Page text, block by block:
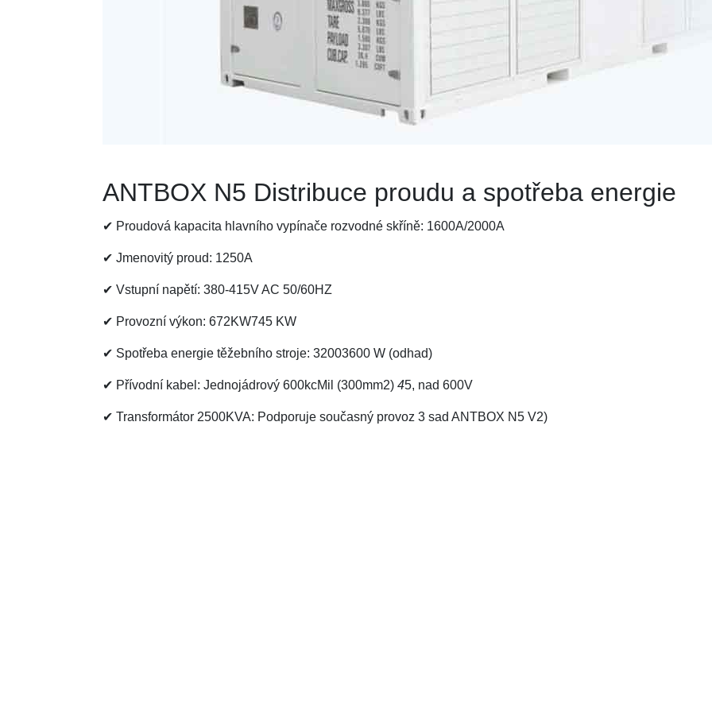
ANTBOX N5 Distribuce proudu a spotřeba energie
✔ Proudová kapacita hlavního vypínače rozvodné skříně: 1600A/2000A
✔ Jmenovitý proud: 1250A
✔ Vstupní napětí: 380-415V AC 50/60HZ
✔ Provozní výkon: 672KW745 KW
✔ Spotřeba energie těžebního stroje: 32003600 W (odhad)
✔ Přívodní kabel: Jednojádrový 600kcMil (300mm2) 45, nad 600V
✔ Transformátor 2500KVA: Podporuje současný provoz 3 sad ANTBOX N5 V2)